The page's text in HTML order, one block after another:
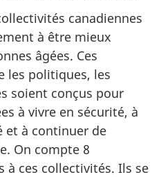
canadiennes
à être mieux
âgées. Ces
les politiques, les
soient conçus pour
à vivre en sécurité, à
et à continuer de
On compte 8
à ces collectivités. Ils se